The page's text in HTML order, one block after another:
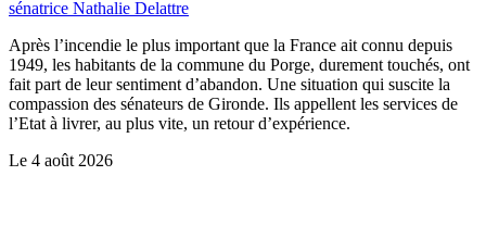
sénatrice Nathalie Delattre
Après l’incendie le plus important que la France ait connu depuis
1949, les habitants de la commune du Porge, durement touchés, ont
fait part de leur sentiment d’abandon. Une situation qui suscite la
compassion des sénateurs de Gironde. Ils appellent les services de
l’Etat à livrer, au plus vite, un retour d’expérience.
Le 4 août 2026